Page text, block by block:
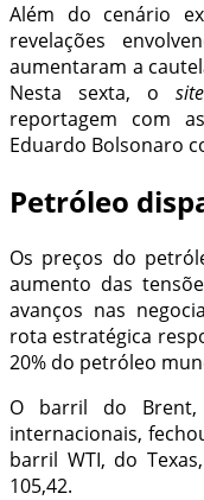
Além do cenário
revelações
aumentaram a
Nesta sexta, o site
reportagem com
Eduardo Bolsonaro
Petróleo
Os preços do
aumento das
avanços nas
rota estratégica
20% do petróleo
O barril do Brent,
internacionais,
barril WTI, do
105,42.